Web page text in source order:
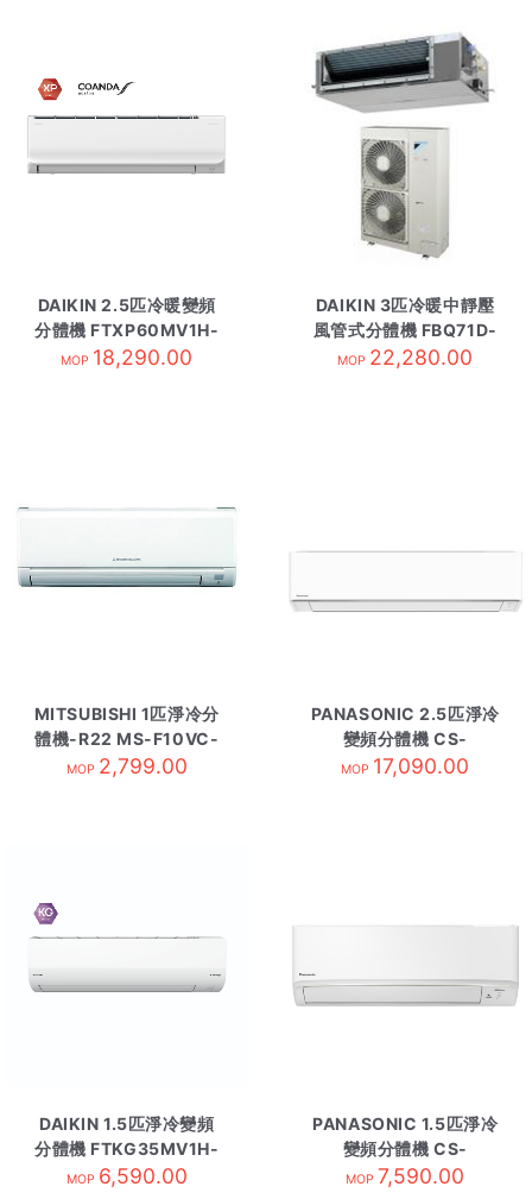
DAIKIN 2.5匹冷暖變頻
分體機 FTXP60MV1H-
內 R32
MOP 18,290.00
DAIKIN 3匹冷暖中靜壓
風管式分體機 FBQ71D-
內-有線控R410
MOP 22,280.00
MITSUBISHI 1匹淨冷分
體機-R22 MS-F10VC-
內
MOP 2,799.00
PANASONIC 2.5匹淨冷
變頻分體機 CS-
RU24BKA 內-R32
MOP 17,090.00
DAIKIN 1.5匹淨冷變頻
分體機 FTKG35MV1H-
內 R32
MOP 6,590.00
PANASONIC 1.5匹淨冷
變頻分體機 CS-
LU12ZKA 內-R32
MOP 7,590.00